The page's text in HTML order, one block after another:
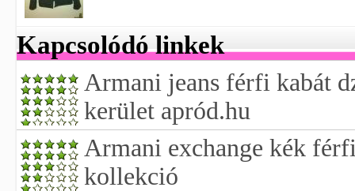
Kapcsolódó linkek
Armani jeans férfi kabát
kerület apród.hu
Armani exchange kék
kollekció